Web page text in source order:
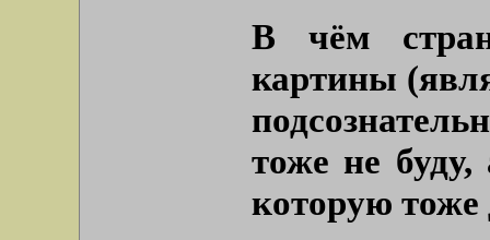
В чём
картины
тоже не
которую тоже